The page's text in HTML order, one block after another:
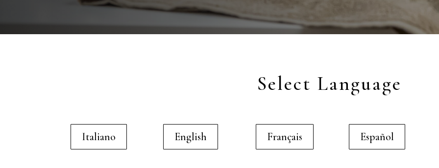
Select Language
Italiano English Français Español